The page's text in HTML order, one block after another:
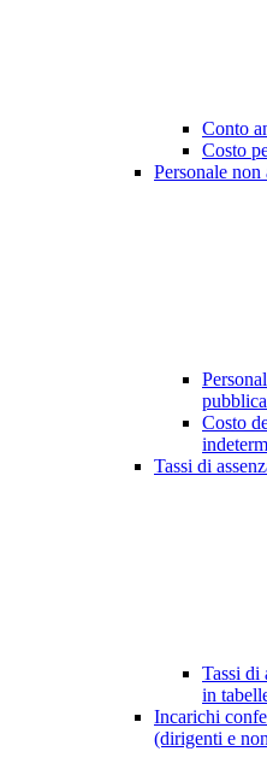
Conto
Costo
Personale
Costo
Tassi di
Tassi di
in
Incarichi
(dirigenti e